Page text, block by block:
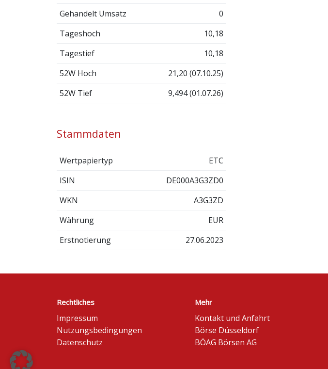
Gehandelt Umsatz
0
Tageshoch
10,18
Tagestief
10,18
52W Hoch
21,20 (07.10.25)
52W Tief
9,494 (01.07.26)
Stammdaten
Wertpapiertyp
ETC
ISIN
DE000A3G3ZD0
WKN
A3G3ZD
Währung
EUR
Erstnotierung
27.06.2023
Rechtliches
Impressum
Nutzungsbedingungen
Datenschutz
Mehr
Kontakt und Anfahrt
Börse Düsseldorf
BÖAG Börsen AG